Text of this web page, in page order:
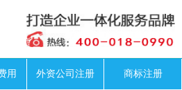
用 外资公司注册 商标注册